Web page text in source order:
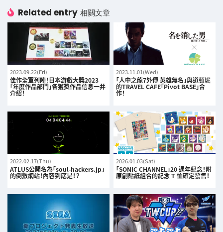
Related entry 相關文章
2023.09.22(Fri)
佳作全軍列陣！日本游戲大獎2023
「年度作品部門」各獲獎作品信息一并
介紹！
2023.11.01(Wed)
「人中之龍7外傳 英雄無名」與道頓堀
的TRAVEL CAFE「Pivot BASE」合
作！
2022.02.17(Thu)
ATLUS公開名為「soul-hackers.jp」
的倒數網站！內容到底是！？
2026.01.03(Sat)
「SONIC CHANNEL」20 週年紀念！附
原創貼紙組合的紀念 T 恤確定發售！